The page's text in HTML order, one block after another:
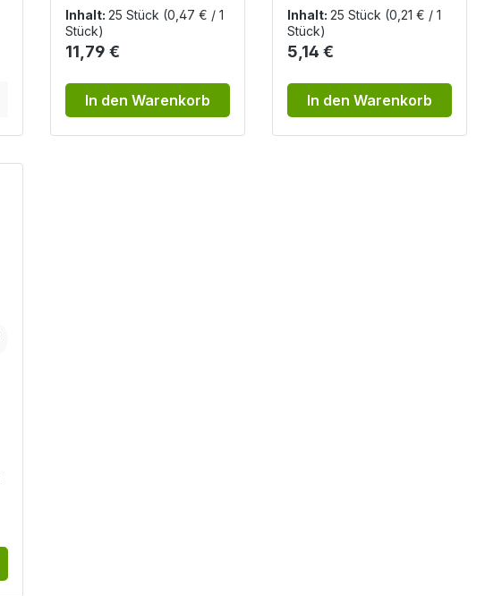
Inhalt: 25 Stück (0,47 € / 1
Stück)
Regulärer Preis:
11,79 €
In den Warenkorb
ca. 1 Liter
Inhalt: 25 Stück (0,21 € / 1
Stück)
Regulärer Preis:
5,14 €
In den Warenkorb